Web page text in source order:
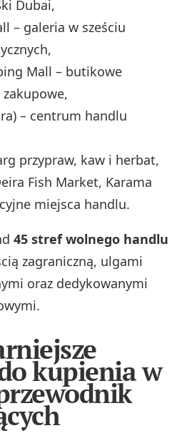
Dubai,
– galeria w sześciu
Mall – butikowe
– centrum handlu
przypraw, kaw i herbat,
Fish Market, Karama
miejsca handlu.
45 stref wolnego handlu
zagraniczną, ulgami
oraz dedykowanymi
kupienia w